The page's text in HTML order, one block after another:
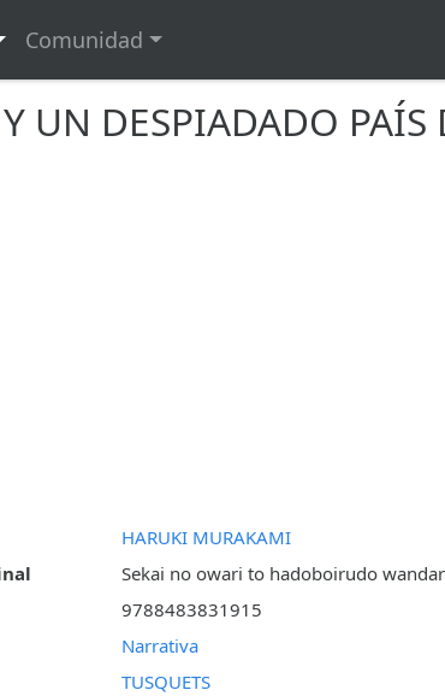
Comunidad
UN DESPIADADO PAÍS
HARUKI MURAKAMI
Sekai no owari to hadoboirudo
9788483831915
Narrativa
TUSQUETS